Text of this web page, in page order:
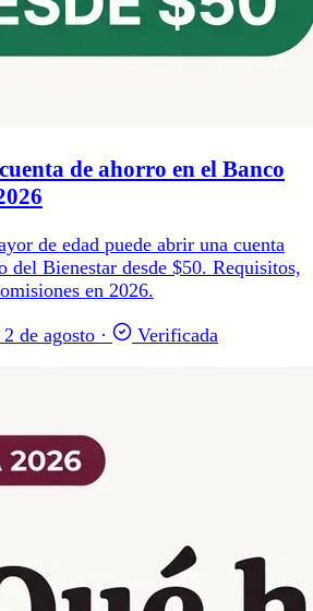
de ahorro en el Banco
de edad puede abrir una cuenta
del Bienestar desde $50. Requisitos,
en 2026.
2 de agosto · Verificada